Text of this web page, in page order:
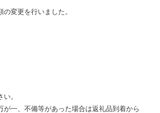
変更を行いました。
。
一、不備等があった場合は返礼品到着から